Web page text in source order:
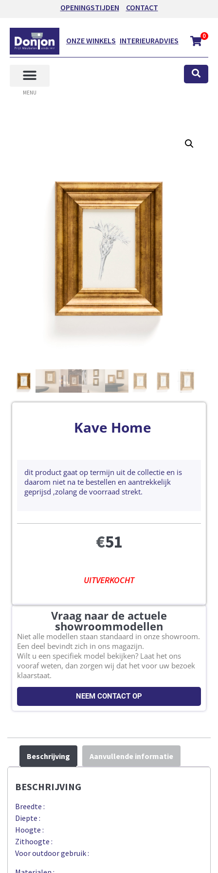
OPENINGSTIJDEN CONTACT
ONZE WINKELS INTERIEURADVIES 0
MENU
Kave Home
dit product gaat op termijn uit de collectie en is
daarom niet na te bestellen en aantrekkelijk
geprijsd ,zolang de voorraad strekt.
€51
UITVERKOCHT
Vraag naar de actuele
showroommodellen
Niet alle modellen staan standaard in onze showroom.
Een deel bevindt zich in ons magazijn.
Wilt u een specifiek model bekijken? Laat het ons
vooraf weten, dan zorgen wij dat het voor uw bezoek
klaarstaat.
NEEM CONTACT OP
Beschrijving Aanvullende informatie
BESCHRIJVING
Breedte :
Diepte :
Hoogte :
Zithoogte :
Voor outdoor gebruik :